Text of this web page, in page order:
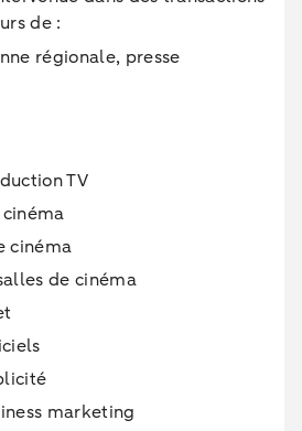
de :
régionale, presse
TV
cinéma
de cinéma
marketing